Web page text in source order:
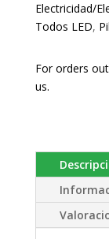
Electricidad/
Todos LED,
For orders
us.